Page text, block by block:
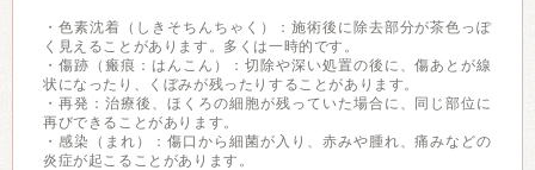
・色素沈着（しきそちんちゃく）：施術後に除去部分が茶色っぽ
く見えることがあります。多くは一時的です。
・傷跡（瘢痕：はんこん）：切除や深い処置の後に、傷あとが線
状になったり、くぼみが残ったりすることがあります。
・再発：治療後、ほくろの細胞が残っていた場合に、同じ部位に
再びできることがあります。
・感染（まれ）：傷口から細菌が入り、赤みや腫れ、痛みなどの
炎症が起こることがあります。